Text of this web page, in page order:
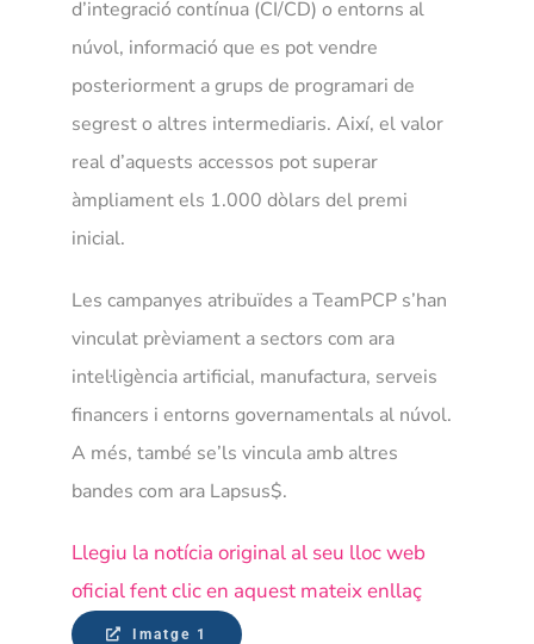
d’integració contínua (CI/CD) o entorns al
núvol, informació que es pot vendre
posteriorment a grups de programari de
segrest o altres intermediaris. Així, el valor
real d’aquests accessos pot superar
àmpliament els 1.000 dòlars del premi
inicial.
Les campanyes atribuïdes a TeamPCP s’han
vinculat prèviament a sectors com ara
intel·ligència artificial, manufactura, serveis
financers i entorns governamentals al núvol.
A més, també se’ls vincula amb altres
bandes com ara Lapsus$.
Llegiu la notícia original al seu lloc web
oficial fent clic en aquest mateix enllaç
Imatge 1